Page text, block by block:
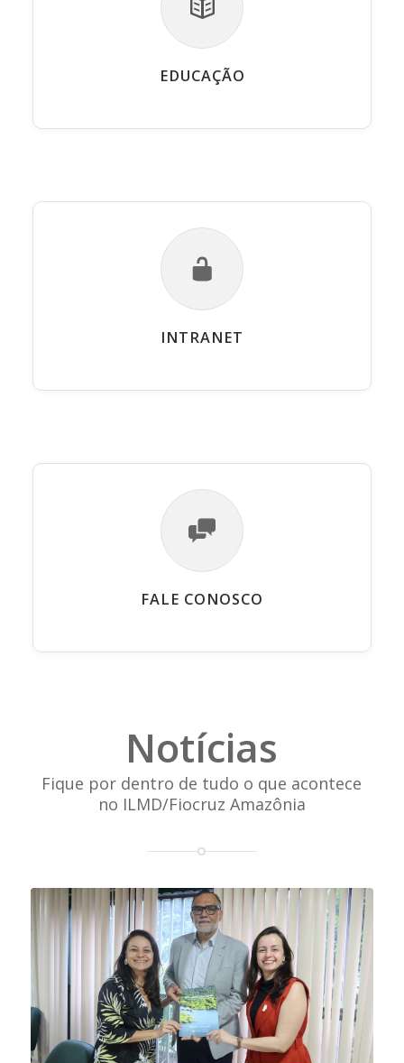
EDUCAÇÃO
INTRANET
FALE CONOSCO
Notícias
Fique por dentro de tudo o que acontece
no ILMD/Fiocruz Amazônia